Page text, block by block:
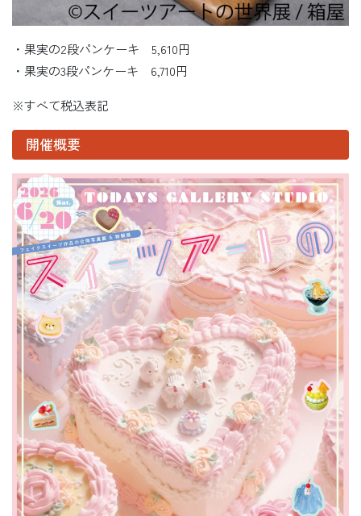
・果実の2段パンケーキ 5,610円
・果実の3段パンケーキ 6,710円
※すべて税込表記
開催概要